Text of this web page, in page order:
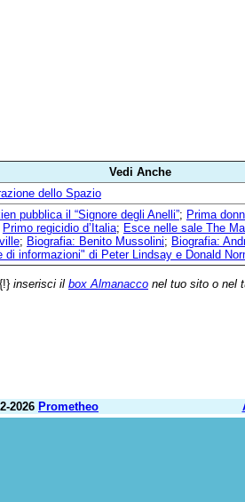
Vedi Anche
dello Spazio
pubblica il “Signore degli Anelli”; Prima
Primo regicidio d’Italia; Esce nelle sale The
; Biografia: Benito Mussolini; Biografia:
di informazioni" di Peter Lindsay e Donald
{!} inserisci il box Almanacco nel tuo sito o nel
2026 Prometheo